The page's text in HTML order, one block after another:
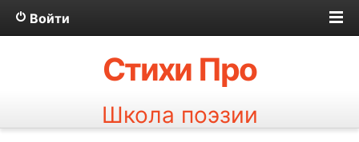
Войти
Стихи Про
Школа поэзии